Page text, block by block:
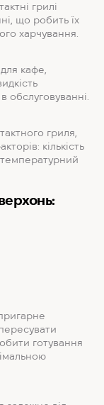
грилі
що робить їх
харчування.
кафе,
обслуговуванні.
гриля,
кількість
готування